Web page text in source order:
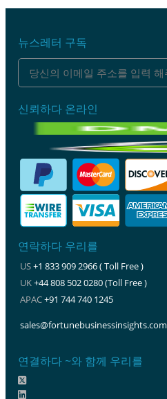
뉴스레터 구독
신뢰하다 온라인
연락하다 우리를
US+1 833 909 2966 ( Toll Free )
UK+44 808 502 0280 (Toll Free )
APAC+91 744 740 1245
sales@fortunebusinessinsights.com
연결하다 ~와 함께 우리를